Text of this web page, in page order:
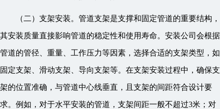
（二）支架安装。管道支架是支撑和固定管道的重要结构，
其安装质量直接影响管道的稳定性和使用寿命。安装公司会根据
管道的管径、重量、工作压力等因素，选择合适的支架类型，如
固定支架、滑动支架、导向支架等。在支架安装过程中，确保支
架的位置准确，与管道中心线垂直，且支架的间距符合设计要
求。例如，对于水平安装的管道，支架间距一般不超过3米；对